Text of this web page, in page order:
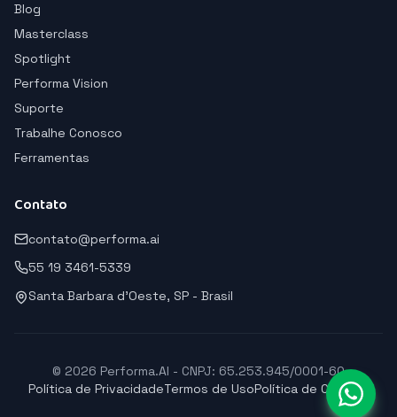
Blog
Masterclass
Spotlight
Performa Vision
Suporte
Trabalhe Conosco
Ferramentas
Contato
contato@performa.ai
55 19 3461-5339
Santa Barbara d'Oeste, SP - Brasil
© 2026 Performa.AI - CNPJ: 65.253.945/0001-60
Política de PrivacidadeTermos de UsoPolítica de Cookies